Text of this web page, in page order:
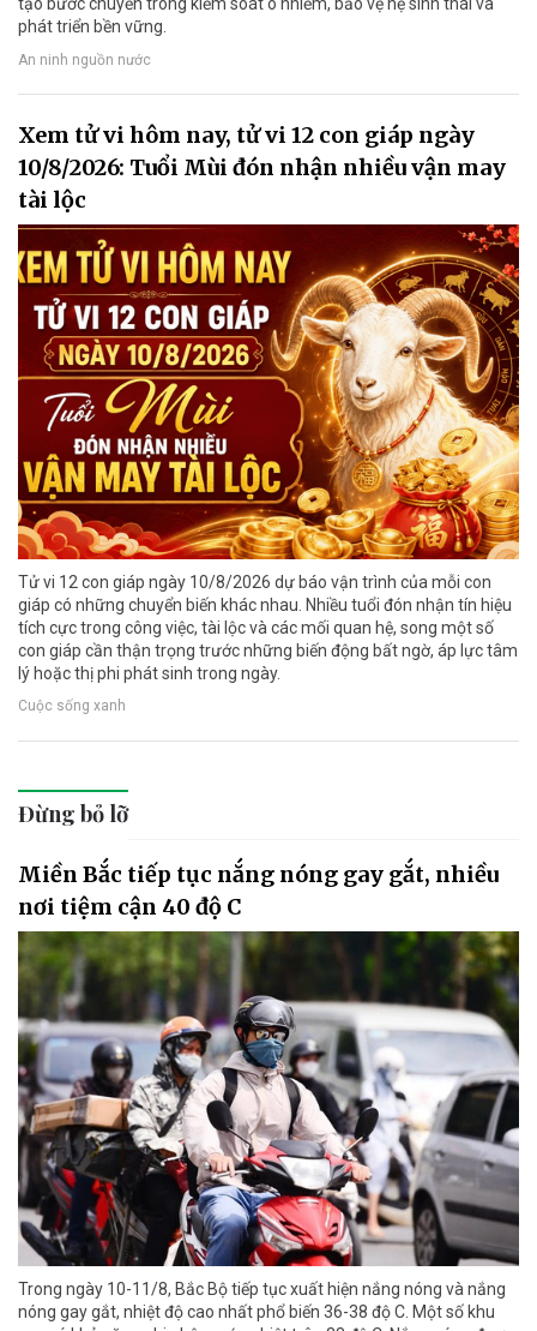
tạo bước chuyển trong kiểm soát ô nhiễm, bảo vệ hệ sinh thái và
phát triển bền vững.
An ninh nguồn nước
Xem tử vi hôm nay, tử vi 12 con giáp ngày
10/8/2026: Tuổi Mùi đón nhận nhiều vận may
tài lộc
Tử vi 12 con giáp ngày 10/8/2026 dự báo vận trình của mỗi con
giáp có những chuyển biến khác nhau. Nhiều tuổi đón nhận tín hiệu
tích cực trong công việc, tài lộc và các mối quan hệ, song một số
con giáp cần thận trọng trước những biến động bất ngờ, áp lực tâm
lý hoặc thị phi phát sinh trong ngày.
Cuộc sống xanh
Đừng bỏ lỡ
Miền Bắc tiếp tục nắng nóng gay gắt, nhiều
nơi tiệm cận 40 độ C
Trong ngày 10-11/8, Bắc Bộ tiếp tục xuất hiện nắng nóng và nắng
nóng gay gắt, nhiệt độ cao nhất phổ biến 36-38 độ C. Một số khu